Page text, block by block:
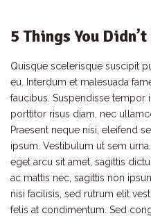
5 Things You
Quisque scelerisque suscipit
eu. Interdum et malesuada
faucibus. Suspendisse tempor
porttitor risus diam, nec
Praesent neque nisi, eleifend
ipsum. Vestibulum ut sem
eget arcu sit amet, sagittis
ac mattis nec, sagittis non
nisi facilisis, sed rutrum elit
felis at condimentum. Sed